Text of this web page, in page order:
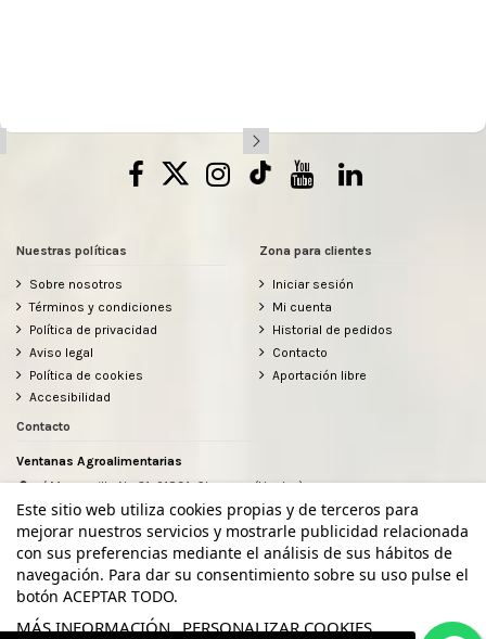
Nuestras políticas
Sobre nosotros
Términos y condiciones
Política de privacidad
Aviso legal
Política de cookies
Accesibilidad
Zona para clientes
Iniciar sesión
Mi cuenta
Historial de pedidos
Contacto
Aportación libre
Contacto
Ventanas Agroalimentarias
c/ Manzanilla Nº 31, 21891, Chucena (Huelva)
634912080
hola@ventanasagroalimentarias.com
Este sitio web utiliza cookies propias y de terceros para
mejorar nuestros servicios y mostrarle publicidad relacionada
con sus preferencias mediante el análisis de sus hábitos de
navegación. Para dar su consentimiento sobre su uso pulse el
botón ACEPTAR TODO.
MÁS INFORMACIÓN PERSONALIZAR COOKIES